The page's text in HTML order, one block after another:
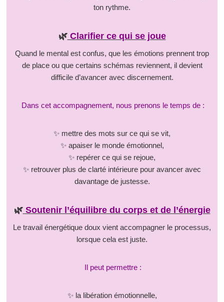
ton rythme.
🌿Clarifier ce qui se joue
Quand le mental est confus, que les émotions prennent trop
de place ou que certains schémas reviennent, il devient
difficile d’avancer avec discernement.
Dans cet accompagnement, nous prenons le temps de :
✨ mettre des mots sur ce qui se vit,
✨ apaiser le monde émotionnel,
✨ repérer ce qui se rejoue,
✨ retrouver plus de clarté intérieure pour avancer avec
davantage de justesse.
🌿Soutenir l’équilibre du corps et de l’énergie
Le travail énergétique doux vient accompagner le processus,
lorsque cela est juste.
Il peut permettre :
✨ la libération émotionnelle,